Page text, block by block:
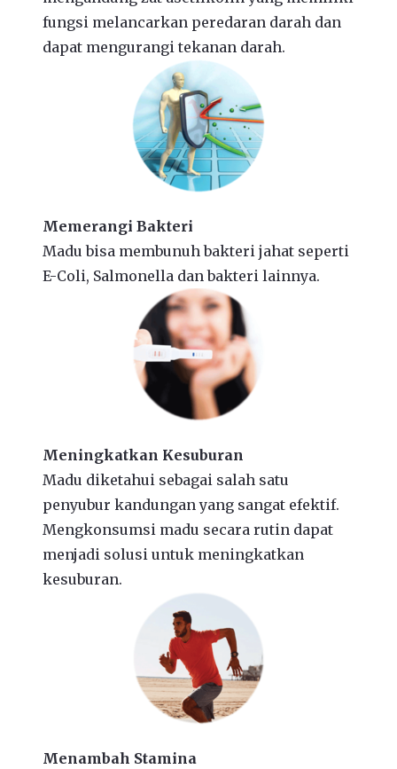
fungsi melancarkan peredaran darah dan
dapat mengurangi tekanan darah.
Memerangi Bakteri
Madu bisa membunuh bakteri jahat seperti
E-Coli, Salmonella dan bakteri lainnya.
Meningkatkan Kesuburan
Madu diketahui sebagai salah satu
penyubur kandungan yang sangat efektif.
Mengkonsumsi madu secara rutin dapat
menjadi solusi untuk meningkatkan
kesuburan.
Menambah Stamina